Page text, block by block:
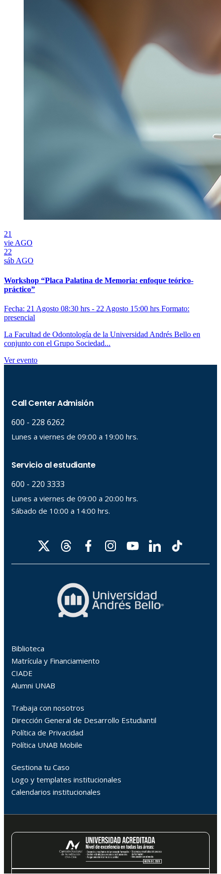
21
vie AGO
22
sáb AGO
Workshop “Placa Palatina de Memoria: enfoque teórico-
práctico”
Fecha: 21 Agosto 08:30 hrs - 22 Agosto 15:00 hrs Formato:
presencial
La Facultad de Odontología de la Universidad Andrés Bello en
conjunto con el Grupo Sociedad...
Ver evento